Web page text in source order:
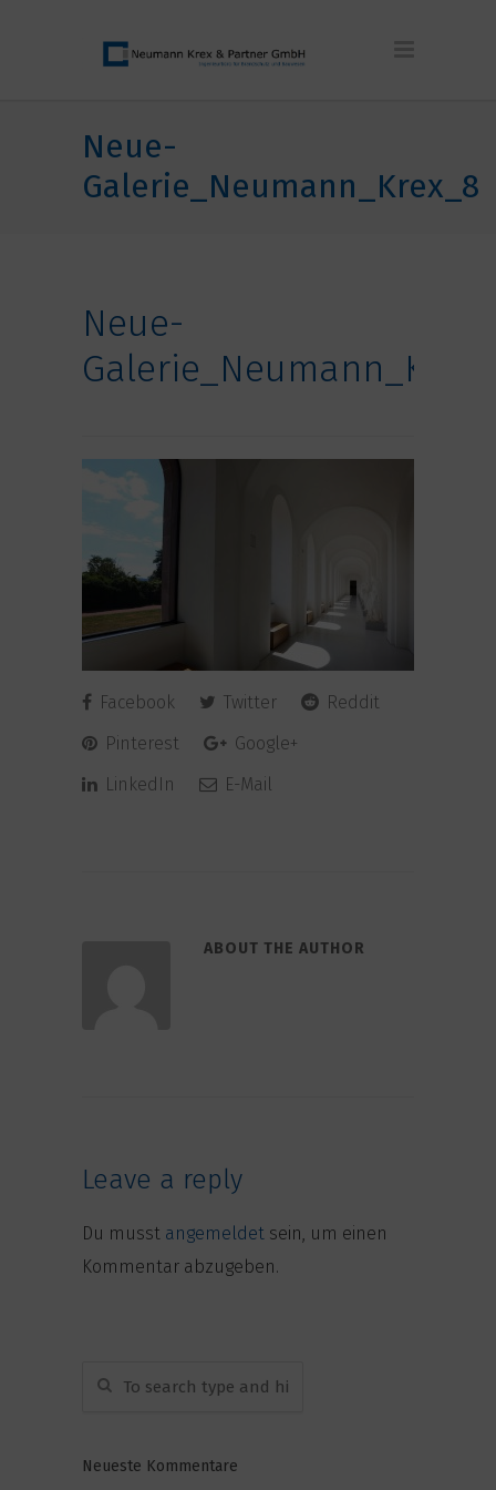
Neue-
Galerie_Neumann_Krex_8
Neue-
Facebook Twitter
Reddit
Pinterest
Google+
LinkedIn
E-Mail
ABOUT THE AUTHOR
Leave a reply
Du musst angemeldet sein, um einen
Kommentar abzugeben.
Neueste Kommentare